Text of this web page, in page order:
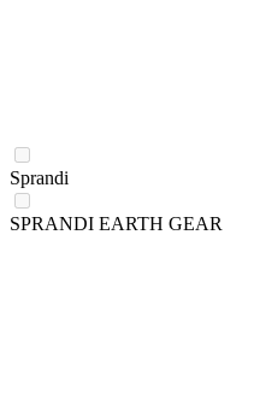
Sprandi
SPRANDI EARTH GEAR